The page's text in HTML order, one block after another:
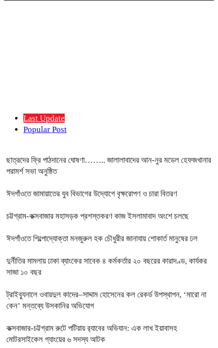
Last Update
Popular Post
ছাত্রদের ফ্রি পাঠদানের ঘোষণা…….. জালালাবাদের আন-নুর মডেল হেফজখানার
পরামর্শ সভা অনুষ্ঠিত
ঈদগাঁওতে জামায়াতের যুব বিভাগের উদ্যোগে বৃক্ষরোপণ ও চারা বিতরণ
চট্টগ্রাম-কক্সবাজার মহাসড়ক প্রশস্তকরণ কাজ ইসলামাবাদ অংশে চলছে
ঈদগাঁওতে শিল্পোদ্যোক্তা মনজুরুল হক চৌধুরীর জানাযায় শোকার্ত মানুষের ঢল
দুর্নীতির মামলায় ঢাকা ব্যাংকের সাবেক ৪ কর্মকর্তার ২০ বছরের কারাদণ্ড, কার্যকর
সাজা ১০ বছর
ট্রাইব্যুনালে ওবায়দুল কাদের–সাদ্দাম হোসেনের কল রেকর্ড উপস্থাপন, ‘মারো না
কেন’ মন্তব্যে উসকানির অভিযোগ
কক্সবাজার-চট্টগ্রাম রুটে পটিয়ায় র‍্যাবের অভিযান: এক লাখ ইয়াবাসহ
মোটরসাইকেল গ্যাংয়ের ৬ সদস্য আটক